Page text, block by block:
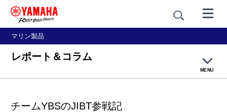
マリン製品
レポート＆コラム
MENU
チームYBSのJIBT参戦記